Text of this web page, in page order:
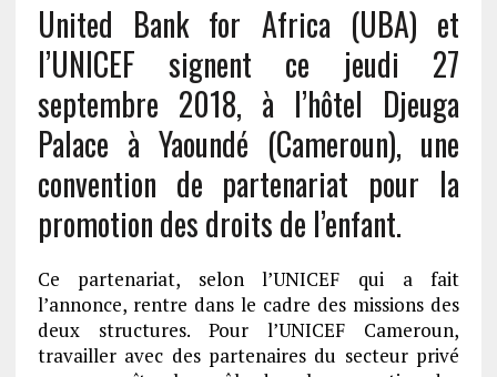
United Bank for Africa (UBA) et
l’UNICEF signent ce jeudi 27
septembre 2018, à l’hôtel Djeuga
Palace à Yaoundé (Cameroun), une
convention de partenariat pour la
promotion des droits de l’enfant.
Ce partenariat, selon l’UNICEF qui a fait
l’annonce, rentre dans le cadre des missions des
deux structures. Pour l’UNICEF Cameroun,
travailler avec des partenaires du secteur privé